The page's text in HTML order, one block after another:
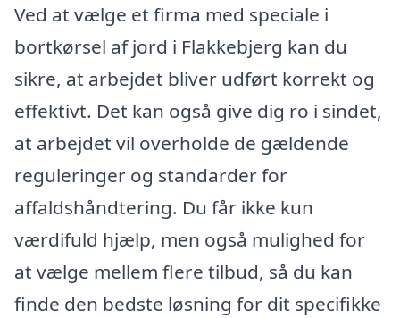
Ved at vælge et firma med speciale i
bortkørsel af jord i Flakkebjerg kan du
sikre, at arbejdet bliver udført korrekt og
effektivt. Det kan også give dig ro i sindet,
at arbejdet vil overholde de gældende
reguleringer og standarder for
affaldshåndtering. Du får ikke kun
værdifuld hjælp, men også mulighed for
at vælge mellem flere tilbud, så du kan
finde den bedste løsning for dit specifikke